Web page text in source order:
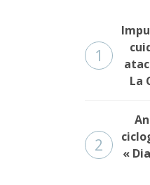
1
La
2
«